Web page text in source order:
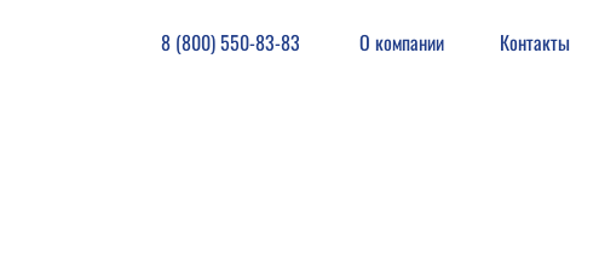
О компании Контакты